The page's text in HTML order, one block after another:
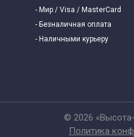
- Мир / Visa / MasterCard
- Безналичная оплата
- Наличными курьеру
© 2026
Политика